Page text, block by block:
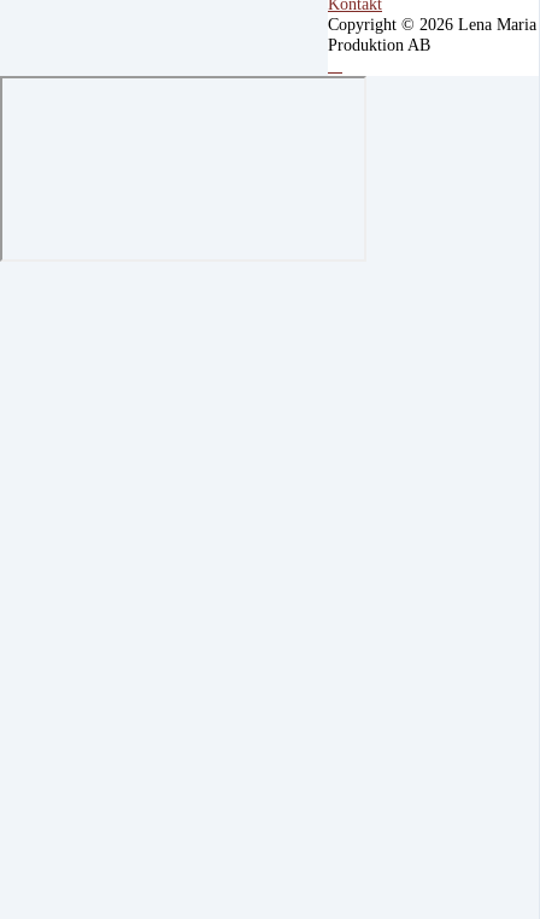
Kontakt
Copyright © 2026 Lena Maria
Produktion AB